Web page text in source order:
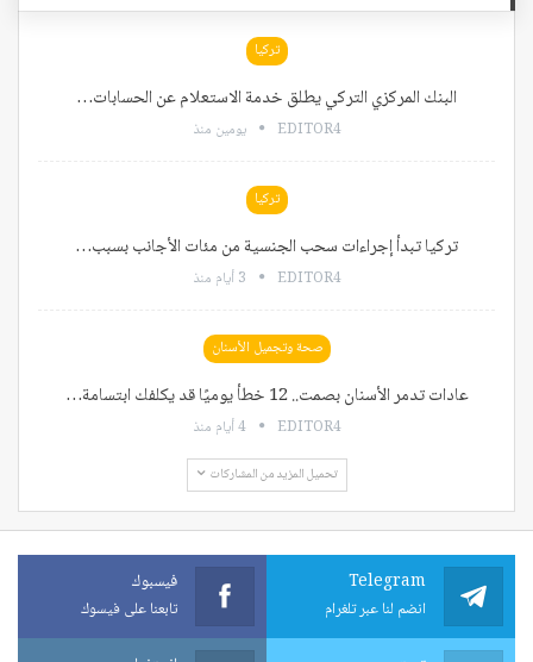
تركيا
البنك المركزي التركي يطلق خدمة الاستعلام عن الحسابات…
EDITOR4 يومين منذ
تركيا
تركيا تبدأ إجراءات سحب الجنسية من مئات الأجانب بسبب…
EDITOR4 3 أيام منذ
صحة وتجميل الأسنان
عادات تدمر الأسنان بصمت.. 12 خطأ يوميًا قد يكلفك ابتسامة…
EDITOR4 4 أيام منذ
تحميل المزيد من المشاركات
Telegram
انضم لنا عبر تلغرام
فيسبوك
تابعنا على فيسوك